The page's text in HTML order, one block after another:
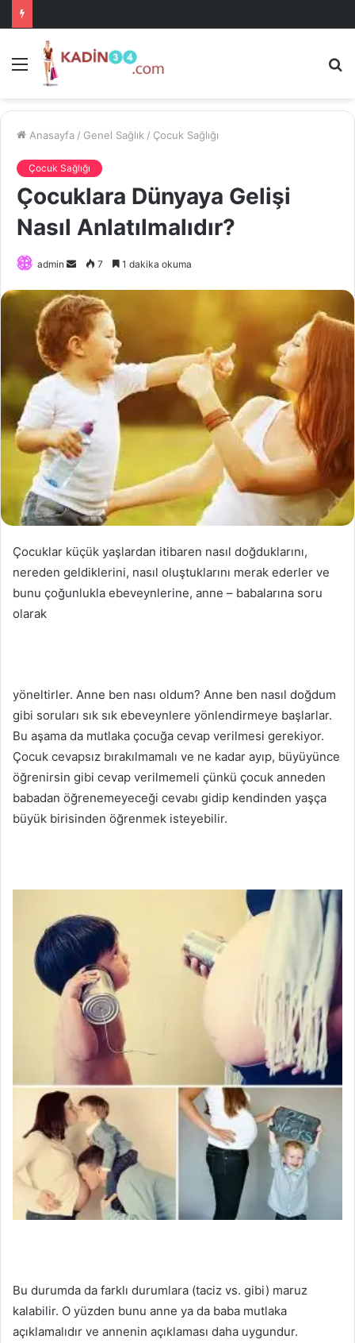
Menü
Anasayfa / Genel Sağlık / Çocuk Sağlığı
Çocuk Sağlığı
Çocuklara Dünyaya Gelişi
Nasıl Anlatılmalıdır?
admin
Bir
posta
göndermek
7 1 dakika okuma
Çocuklar küçük yaşlardan itibaren nasıl doğduklarını,
nereden geldiklerini, nasıl oluştuklarını merak ederler ve
bunu çoğunlukla ebeveynlerine, anne – babalarına soru
olarak
yöneltirler. Anne ben nası oldum? Anne ben nasıl doğdum
gibi soruları sık sık ebeveynlere yönlendirmeye başlarlar.
Bu aşama da mutlaka çocuğa cevap verilmesi gerekiyor.
Çocuk cevapsız bırakılmamalı ve ne kadar ayıp, büyüyünce
öğrenirsin gibi cevap verilmemeli çünkü çocuk anneden
babadan öğrenemeyeceği cevabı gidip kendinden yaşça
büyük birisinden öğrenmek isteyebilir.
Bu durumda da farklı durumlara (taciz vs. gibi) maruz
kalabilir. O yüzden bunu anne ya da baba mutlaka
açıklamalıdır ve annenin açıklaması daha uygundur.